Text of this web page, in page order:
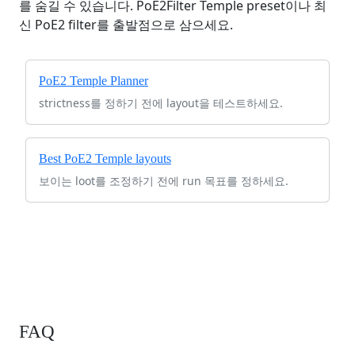
를 숨길 수 있습니다. PoE2Filter Temple preset이나 최
신 PoE2 filter를 출발점으로 삼으세요.
PoE2 Temple Planner
strictness를 정하기 전에 layout을 테스트하세요.
Best PoE2 Temple layouts
보이는 loot를 조정하기 전에 run 목표를 정하세요.
FAQ